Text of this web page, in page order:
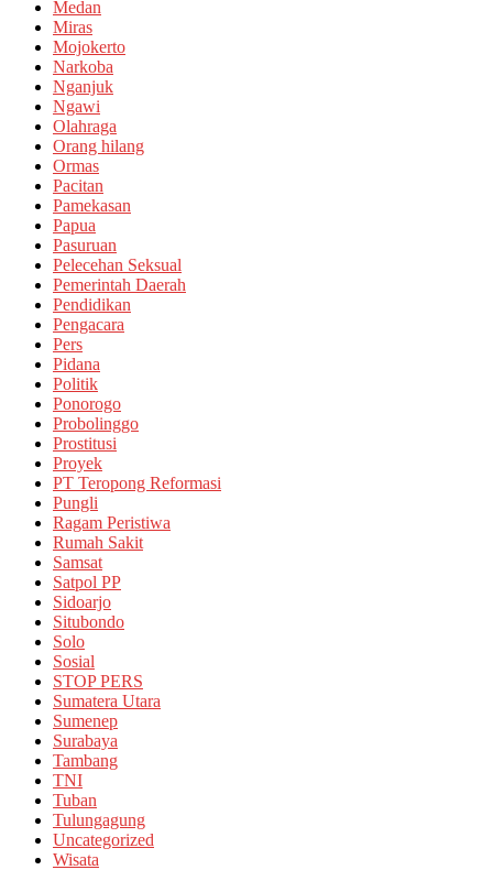
Medan
Miras
Mojokerto
Narkoba
Nganjuk
Ngawi
Olahraga
Orang hilang
Ormas
Pacitan
Pamekasan
Papua
Pasuruan
Pelecehan Seksual
Pemerintah Daerah
Pendidikan
Pengacara
Pers
Pidana
Politik
Ponorogo
Probolinggo
Prostitusi
Proyek
PT Teropong Reformasi
Pungli
Ragam Peristiwa
Rumah Sakit
Samsat
Satpol PP
Sidoarjo
Situbondo
Solo
Sosial
STOP PERS
Sumatera Utara
Sumenep
Surabaya
Tambang
TNI
Tuban
Tulungagung
Uncategorized
Wisata